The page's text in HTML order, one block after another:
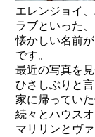
エレンジョイ
ラブといった、
懐かしい名前
です。
最近の写真を
ひさしぶりと
家に帰ってい
続々とハウス
マリリンとヴ